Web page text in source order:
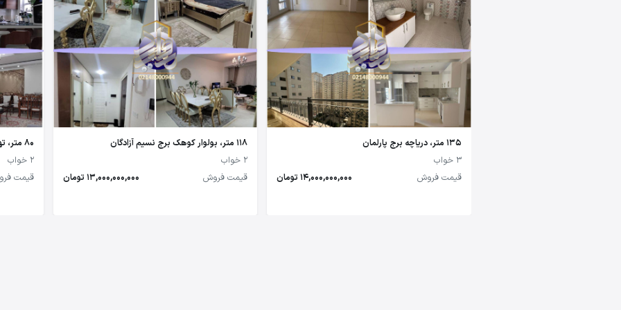
135 متر، دریاچه برج پارلمان
3 خواب
قیمت فروش
14,000,000,000 تومان
118 متر، بولوار کوهک برج نسیم آزادگان
2 خواب
قیمت فروش
13,000,000,000 تومان
80 متر، تهرانسر
2 خواب
قیمت